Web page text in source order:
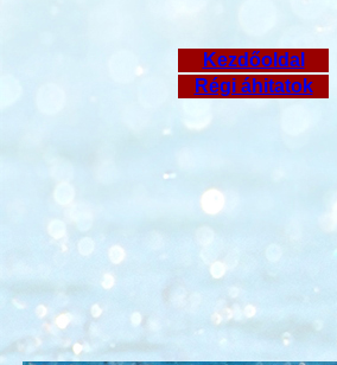
Kezdőoldal
Régi áhitatok